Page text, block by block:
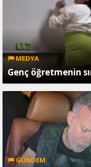
MEDYA
Genç öğretmenin
GÜNDEM